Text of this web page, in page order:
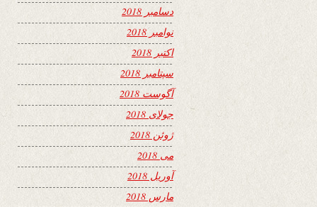
دسامبر 2018
نوامبر 2018
اکتبر 2018
سپتامبر 2018
آگوست 2018
جولای 2018
ژوئن 2018
می 2018
آوریل 2018
مارس 2018